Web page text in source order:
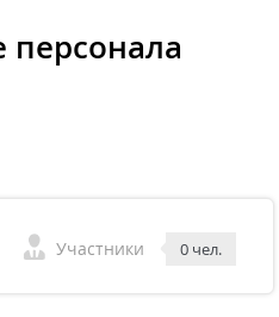
персонала
Участники 0 чел.